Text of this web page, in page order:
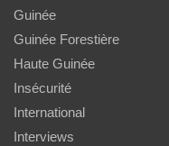
Guinée
Guinée Forestière
Haute Guinée
Insécurité
International
Interviews